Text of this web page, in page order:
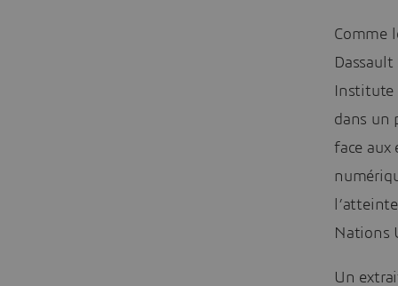
Comme
Dassault
Institute
dans un
face aux
Nations
Un